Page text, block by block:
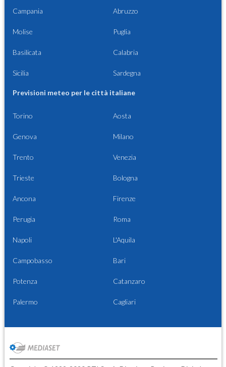
Campania Abruzzo
Molise Puglia
Basilicata Calabria
Sicilia Sardegna
Previsioni meteo per le città italiane
Torino Aosta
Genova Milano
Trento Venezia
Trieste Bologna
Ancona Firenze
Perugia Roma
Napoli L'Aquila
Campobasso Bari
Potenza Catanzaro
Palermo Cagliari